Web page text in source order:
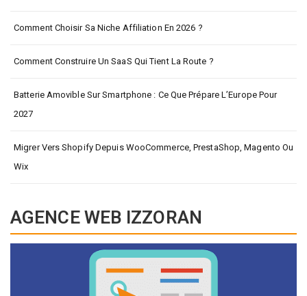
Comment Choisir Sa Niche Affiliation En 2026 ?
Comment Construire Un SaaS Qui Tient La Route ?
Batterie Amovible Sur Smartphone : Ce Que Prépare L’Europe Pour
2027
Migrer Vers Shopify Depuis WooCommerce, PrestaShop, Magento Ou
Wix
AGENCE WEB IZZORAN